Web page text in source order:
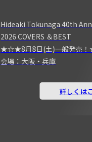
Hideaki Tokunaga 40th
2026 COVERS ＆BEST
★☆★8月8日(土)一般発売
会場：大阪・兵庫
詳しくは